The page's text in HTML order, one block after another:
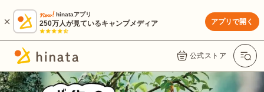
hinataアプリ
250万人が見ているキャンプメディア アプリで開く
公式ストア